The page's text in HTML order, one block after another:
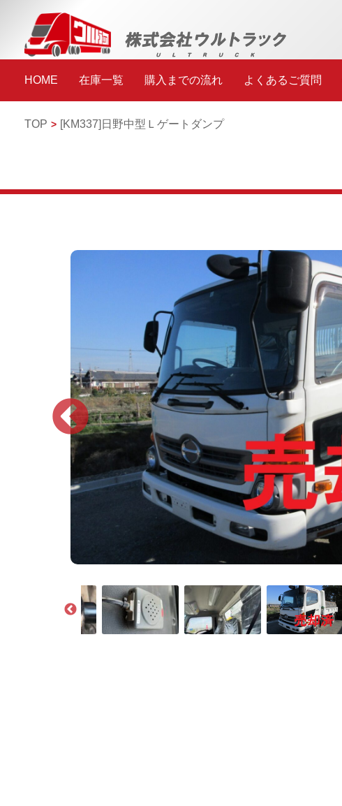
HOME 在庫一覧 購入までの流れ よくあるご質問
TOP [KM337] 日野中型 Ｌゲートダンプ